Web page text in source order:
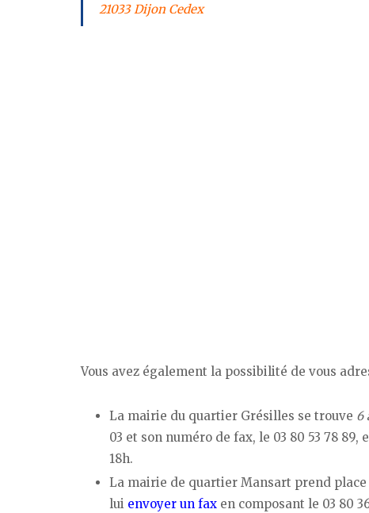
21033 Dijon Cedex
Vous avez également la possibilité de vous
La mairie du quartier Grésilles se trouve 6
03 et son numéro de fax, le 03 80 53 78
18h.
La mairie de quartier Mansart prend place
lui envoyer un fax en composant le 03 80